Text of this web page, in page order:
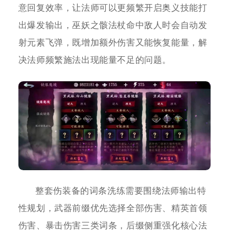
意回复效率，让法师可以更频繁开启奥义技能打
出爆发输出，巫妖之骸法杖命中敌人时会自动发
射元素飞弹，既增加额外伤害又能恢复能量，解
决法师频繁施法出现能量不足的问题。
整套伤装备的词条洗练需要围绕法师输出特
性规划，武器前缀优先选择全部伤害、精英首领
伤害、暴击伤害三类词条，后缀侧重强化核心法